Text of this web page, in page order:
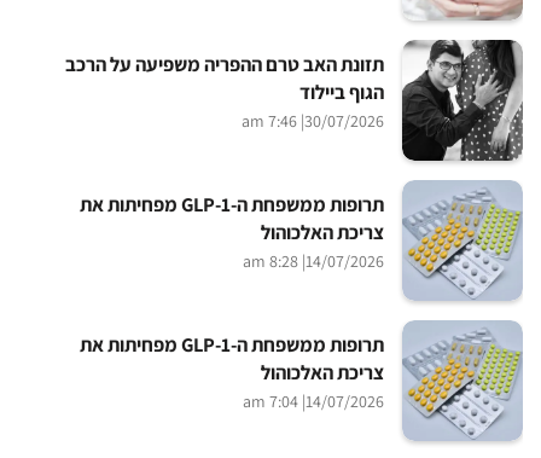
תזונת האב טרם ההפריה משפיעה על הרכב
הגוף ביילוד
30/07/2026
| 7:46 am
תרופות ממשפחת ה-GLP-1 מפחיתות את
צריכת האלכוהול
14/07/2026
| 8:28 am
תרופות ממשפחת ה-GLP-1 מפחיתות את
צריכת האלכוהול
14/07/2026
| 7:04 am